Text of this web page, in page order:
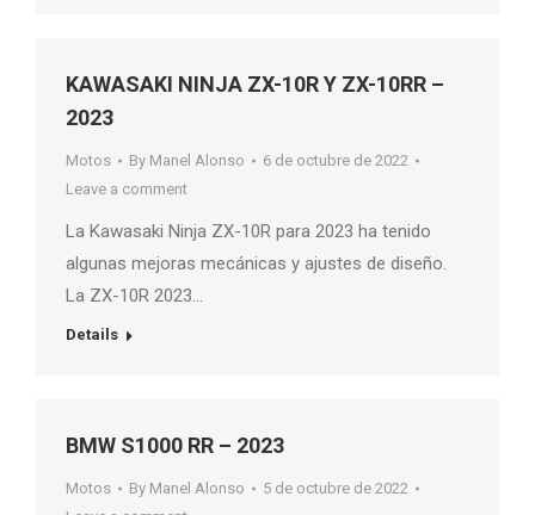
KAWASAKI NINJA ZX-10R Y ZX-10RR –
2023
Motos By Manel Alonso
6 de octubre de 2022
Leave a comment
La Kawasaki Ninja ZX-10R para 2023 ha tenido
algunas mejoras mecánicas y ajustes de diseño.
La ZX-10R 2023…
Details
BMW S1000 RR – 2023
Motos By Manel Alonso
5 de octubre de 2022